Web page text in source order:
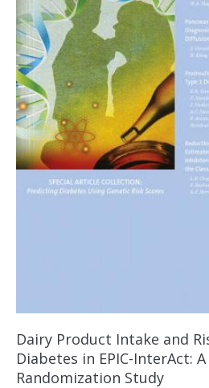
Dairy Product Intake and
Diabetes in EPIC-InterAct:
Randomization Study